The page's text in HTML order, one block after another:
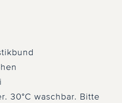
30°C waschbar. Bitte